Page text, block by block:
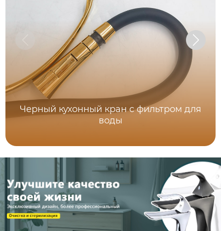
Черный кухонный кран с фильтром для
воды